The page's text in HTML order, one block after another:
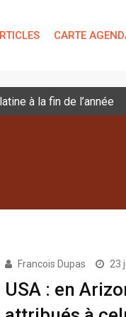
CARTE
à la fin de l’année
Francois Dupas 23
USA : en